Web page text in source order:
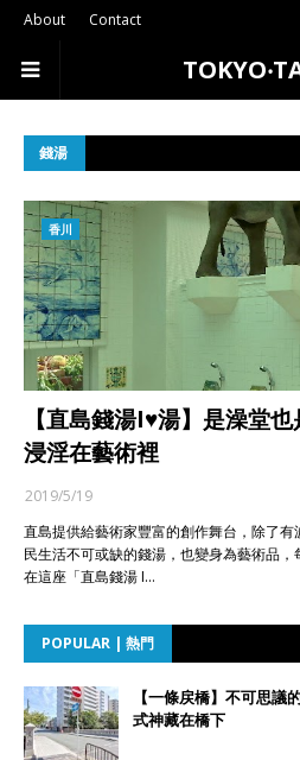
About Contact
錢湯
香川
【直島錢湯I♥湯】是澡堂
浸淫在藝術裡
2019/5/19
直島提供給藝術家豐富的創作舞台，除了
民生活不可或缺的錢湯，也變身為藝術品
在這座「直島錢湯 I…
POPULAR | 熱門
【一條戻橋】不可思
式神藏在橋下